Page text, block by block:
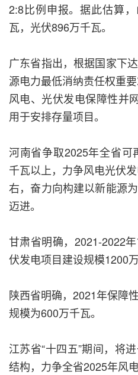
2:8比例申报。据此估算
瓦，光伏896万千瓦。
广东省指出，根据国家下
源电力最低消纳责任权重
风电、光伏发电保障性并
用于安排存量项目。
河南省争取2025年全省可
千瓦以上，力争风电光伏
右，奋力向构建以新能源
迈进。
甘肃省明确，2021-2022
伏发电项目建设规模1200万
陕西省明确，2021年保障
规模为600万千瓦。
江苏省“十四五”期间，将
结构，力争全省2025年风